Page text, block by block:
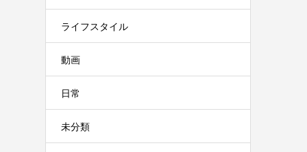
ライフスタイル
動画
日常
未分類